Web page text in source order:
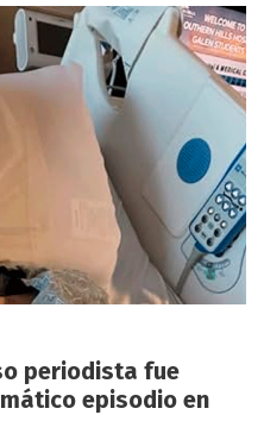
periodista fue
episodio en